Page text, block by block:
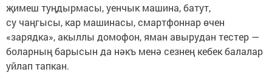
җимеш туңдырмасы, уенчык машина, батут,
су чаңгысы, кар машинасы, смартфоннар өчен
«зарядка», акыллы домофон, яман авырудан тестер —
боларның барысын да нәкъ менә сезнең кебек балалар
уйлап тапкан.